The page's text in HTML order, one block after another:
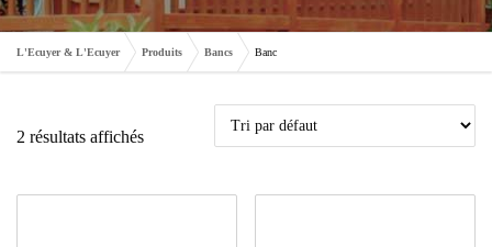
L'Ecuyer & L'Ecuyer Produits Bancs Banc
2 résultats affichés